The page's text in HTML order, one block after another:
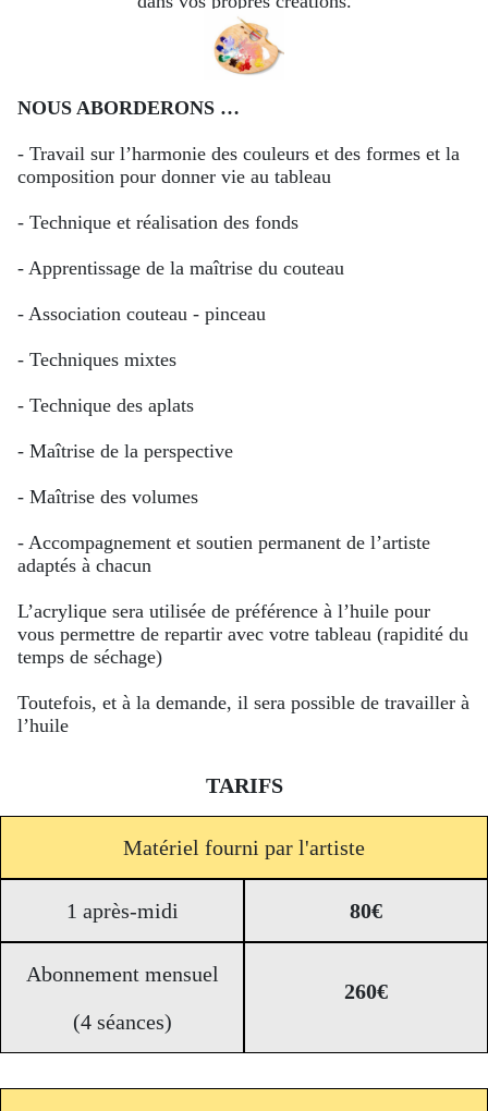
NOUS ABORDERONS …
- Travail sur l’harmonie des couleurs et des formes et la
composition pour donner vie au tableau
- Technique et réalisation des fonds
- Apprentissage de la maîtrise du couteau
- Association couteau - pinceau
- Techniques mixtes
- Technique des aplats
- Maîtrise de la perspective
- Maîtrise des volumes
- Accompagnement et soutien permanent de l’artiste
adaptés à chacun
L’acrylique sera utilisée de préférence à l’huile pour
vous permettre de repartir avec votre tableau (rapidité du
temps de séchage)
Toutefois, et à la demande, il sera possible de travailler à
l’huile
TARIFS
Matériel fourni par l'artiste
1 après-midi 80€
Abonnement mensuel
(4 séances)
260€